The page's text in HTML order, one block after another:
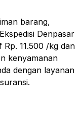
barang,
Denpasar
11.500 /kg dan
kenyamanan
dengan layanan